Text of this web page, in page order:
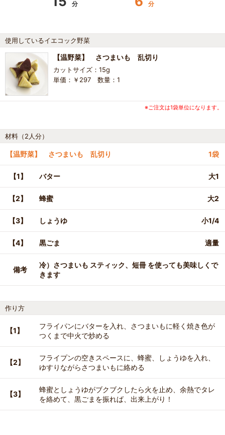
分 分
使用しているイエコック野菜
【温野菜】 さつまいも 乱切り
カットサイズ：15g
単価：￥297 数量：1
※ご注文は1袋単位になります。
材料（2人分）
【温野菜】 さつまいも 乱切り 1袋
【1】 バター 大1
【2】 蜂蜜 大2
【3】 しょうゆ 小1/4
【4】 黒ごま 適量
備考
冷）さつまいも スティック、短冊 を使っても美味しくで
きます
作り方
【1】
フライパンにバターを入れ、さつまいもに軽く焼き色が
つくまで中火で炒める
【2】
フライプンの空きスペースに、蜂蜜、しょうゆを入れ、
ゆすりながらさつまいもに絡める
【3】
蜂蜜としょうゆがブクブクしたら火を止め、余熱でタレ
を絡めて、黒ごまを振れば、出来上がり！